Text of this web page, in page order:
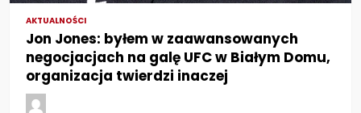
AKTUALNOŚCI
Jon Jones: byłem w zaawansowanych
negocjacjach na galę UFC w Białym Domu,
organizacja twierdzi inaczej